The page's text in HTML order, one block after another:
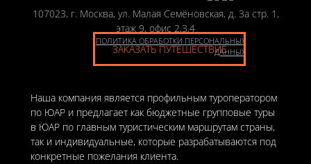
107023, г. Москва, ул. Малая Семёновская, д. 3а стр. 1,
этаж 9, офис 2,3,4
ПОЛИТИКА ОБРАБОТКИ ПЕРСОНАЛЬНЫХ
ДАННЫХ
ЗАКАЗАТЬ ПУТЕШЕСТВИЕ
Наша компания является профильным туроператором
по ЮАР и предлагает как бюджетные групповые туры
в ЮАР по главным туристическим маршрутам страны,
так и индивидуальные, которые разрабатываются под
конкретные пожелания клиента.